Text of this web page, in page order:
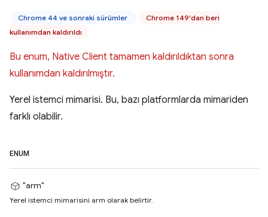
Chrome 44 ve sonraki sürümler
Chrome 149'dan beri
kullanımdan kaldırıldı
Bu enum, Native Client tamamen kaldırıldıktan sonra
kullanımdan kaldırılmıştır.
Yerel istemci mimarisi. Bu, bazı platformlarda mimariden
farklı olabilir.
ENUM
"arm"
Yerel istemci mimarisini arm olarak belirtir.